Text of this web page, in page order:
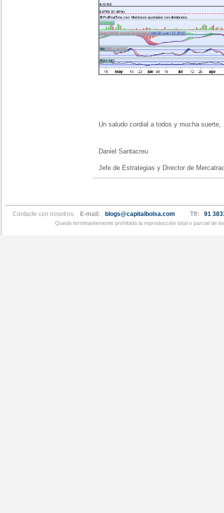
Un saludo cordial a todos y mucha suerte,
Daniel Santacreu
Jefe de Estrategias y Director de
Contacte con nosotros: E-mail: blogs@capitalbolsa.com Tlf: 91
Queda terminantemente prohibida la reproducción total o parcial de